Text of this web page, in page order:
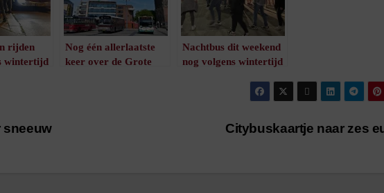
rijden
wintertijd
Nog één allerlaatste
keer over de Grote
Nachtbus dit weekend
nog volgens wintertijd
Citybuskaartje naar zes
sneeuw